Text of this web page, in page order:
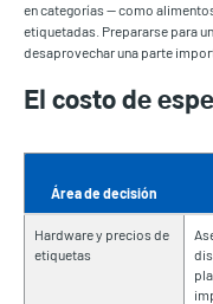
en categorías — como
etiquetadas. Prepararse para
desaprovechar una parte
El costo de
Área de decisión
Hardware y precios de
etiquetas